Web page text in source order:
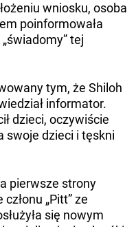
wniosku, osoba
poinformowała
tej
tym, że Shiloh
informator.
dzieci, oczywiście
swoje dzieci i tęskni
pierwsze strony
„Pitt” ze
się nowym